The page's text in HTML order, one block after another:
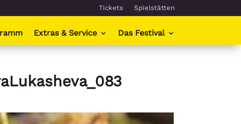
Tickets Spielstätten
Extras & Service Das Festival